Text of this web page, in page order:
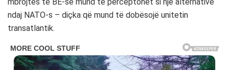
ndaj NATO-s – diçka që mund të dobësojë unitetin
transatlantik.